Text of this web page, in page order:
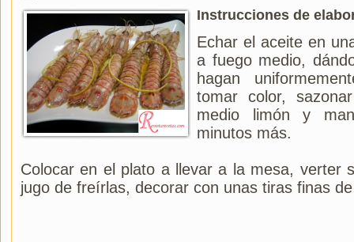
Instrucciones de
Echar el aceite en
a fuego medio,
hagan
tomar color,
medio limón y
minutos más.
Colocar en el plato a llevar a la mesa, verter
jugo de freírlas, decorar con unas tiras finas